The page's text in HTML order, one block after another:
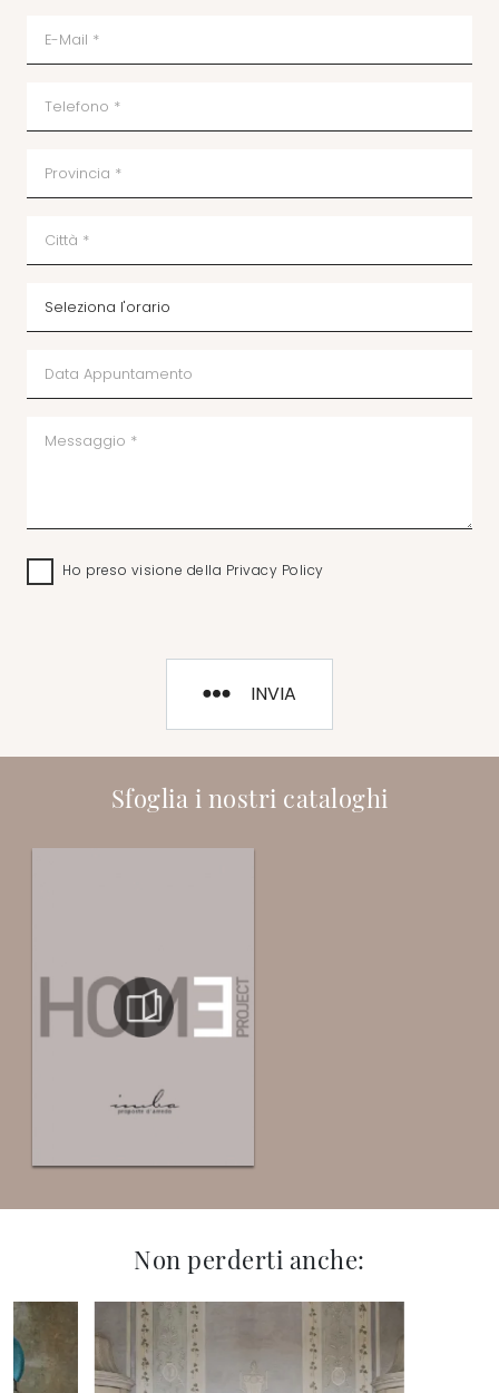
Sfoglia i nostri cataloghi
Ho preso visione della Privacy Policy
INVIA
Non perderti anche: